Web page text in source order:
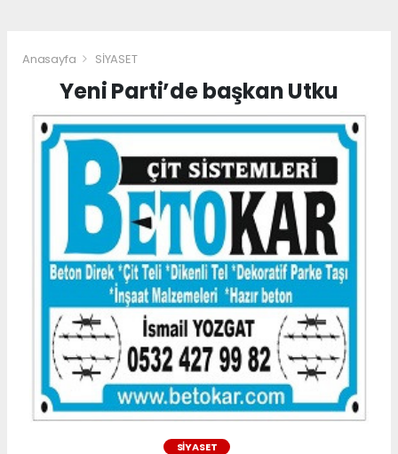
Anasayfa SİYASET
Yeni Parti’de başkan Utku
SİYASET